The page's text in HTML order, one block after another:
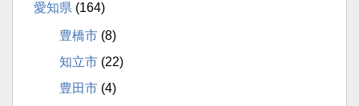
愛知県 (164)
豊橋市 (8)
知立市 (22)
豊田市 (4)